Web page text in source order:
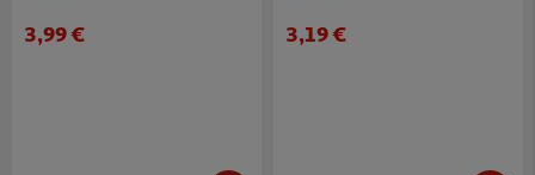
3,99 € 3,19 €